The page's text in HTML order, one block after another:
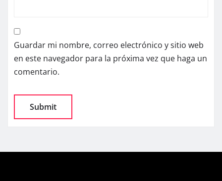
Guardar mi nombre, correo electrónico y sitio web
en este navegador para la próxima vez que haga un
comentario.